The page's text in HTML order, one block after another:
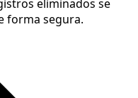
eliminados se
forma segura.